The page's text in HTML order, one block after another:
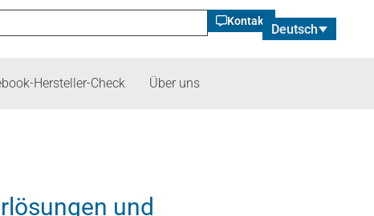
Kontakt
Deutsch
Hersteller-Check Über uns
und